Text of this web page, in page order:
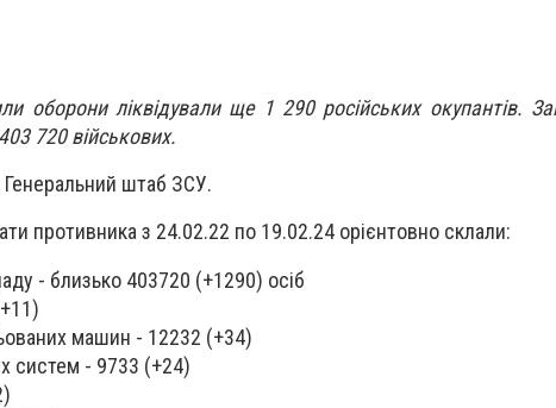
оборони ліквідували ще 1 290 російських окупантів.
720 військових.
штаб ЗСУ.
противника з 24.02.22 по 19.02.24 орієнтовно склали:
- близько 403720 (+1290) осіб
машин - 12232 (+34)
систем - 9733 (+24)